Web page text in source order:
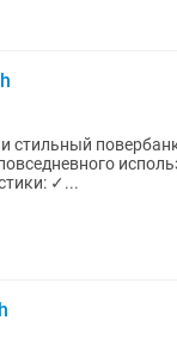
стильный
смартфонов. Характеристики: ✓...